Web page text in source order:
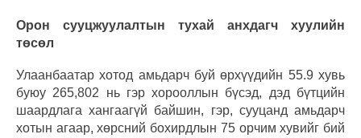
Орон сууцжуулалтын тухай анхдагч хуулийн
төсөл
Улаанбаатар хотод амьдарч буй өрхүүдийн 55.9 хувь
буюу 265,802 нь гэр хорооллын бүсэд, дэд бүтцийн
шаардлага хангаагүй байшин, гэр, сууцанд амьдарч
хотын агаар, хөрсний бохирдлын 75 орчим хувийг бий